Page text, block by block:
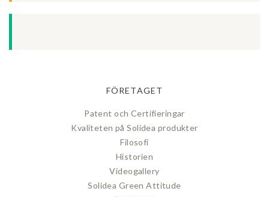
FÖRETAGET
Patent och Certifieringar
Kvaliteten på Solidea produkter
Filosofi
Historien
Videogallery
Solidea Green Attitude